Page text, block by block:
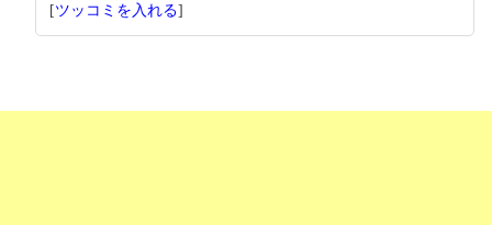
[ツッコミを入れる]